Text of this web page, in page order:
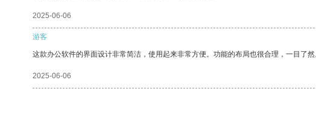
2025-06-06
游客
这款办公软件的界面设计非常简洁，使用起来非常方便。功能的布局也很合理，一目了然
2025-06-06